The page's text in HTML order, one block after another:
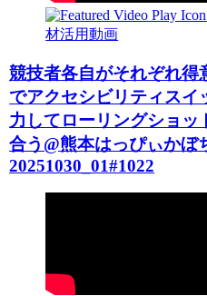
材活用動画
競技者各自がそれぞれ得
でアクセシビリティスイ
力してローリングショッ
合う@熊本はっぴぃかぼ
20251030_01#1022